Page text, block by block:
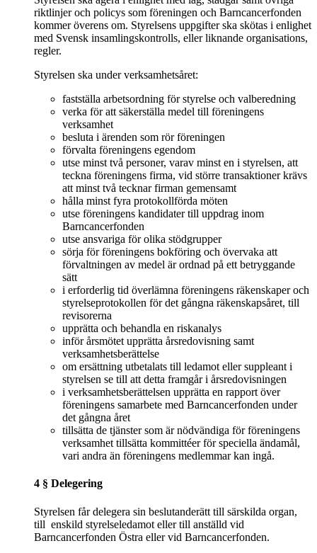
riktlinjer och policys som föreningen och Barncancerfonden
kommer överens om. Styrelsens uppgifter ska skötas i enlighet
med Svensk insamlingskontrolls, eller liknande organisations,
regler.
Styrelsen ska under verksamhetsåret:
fastställa arbetsordning för styrelse och valberedning
verka för att säkerställa medel till föreningens
verksamhet
besluta i ärenden som rör föreningen
förvalta föreningens egendom
utse minst två personer, varav minst en i styrelsen, att
teckna föreningens firma, vid större transaktioner krävs
att minst två tecknar firman gemensamt
hålla minst fyra protokollförda möten
utse föreningens kandidater till uppdrag inom
Barncancerfonden
utse ansvariga för olika stödgrupper
sörja för föreningens bokföring och övervaka att
förvaltningen av medel är ordnad på ett betryggande
sätt
i erforderlig tid överlämna föreningens räkenskaper och
styrelseprotokollen för det gångna räkenskapsåret, till
revisorerna
upprätta och behandla en riskanalys
inför årsmötet upprätta årsredovisning samt
verksamhetsberättelse
om ersättning utbetalats till ledamot eller suppleant i
styrelsen se till att detta framgår i årsredovisningen
i verksamhetsberättelsen upprätta en rapport över
föreningens samarbete med Barncancerfonden under
det gångna året
tillsätta de tjänster som är nödvändiga för föreningens
verksamhet tillsätta kommittéer för speciella ändamål,
vari andra än föreningens medlemmar kan ingå.
4 § Delegering
Styrelsen får delegera sin beslutanderätt till särskilda organ,
till enskild styrelseledamot eller till anställd vid
Barncancerfonden Östra eller vid Barncancerfonden.